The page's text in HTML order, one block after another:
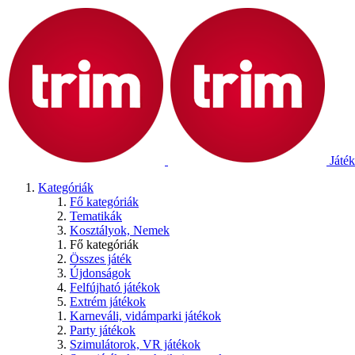
Kategóriák
Fő kategóriák
Tematikák
Kosztályok, Nemek
Fő kategóriák
Összes játék
Újdonságok
Felfújható játékok
Extrém játékok
Karneváli, vidámparki játékok
Party játékok
Szimulátorok, VR játékok